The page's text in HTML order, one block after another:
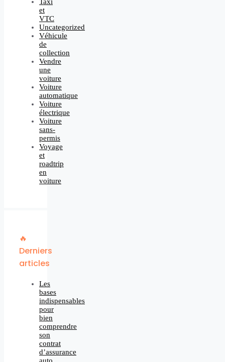
et
VTC
Uncategorized
Véhicule
de
collection
Vendre
une
voiture
Voiture
automatique
Voiture
électrique
Voiture
sans-
permis
Voyage
et
roadtrip
en
voiture
🔥
Derniers
articles
Les
bases
indispensables
pour
bien
comprendre
son
contrat
d’assurance